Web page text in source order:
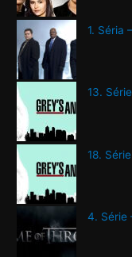
1. Séria
13.
18.
4. Série